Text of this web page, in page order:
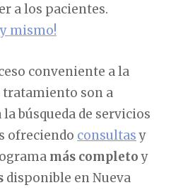
a los pacientes.
mismo!
conveniente a la
tratamiento son a
búsqueda de servicios
ofreciendo consultasy
más completoy
disponible en Nueva